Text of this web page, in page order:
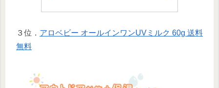
３位． アロベビー オールインワンUVミルク 60g 送料
無料